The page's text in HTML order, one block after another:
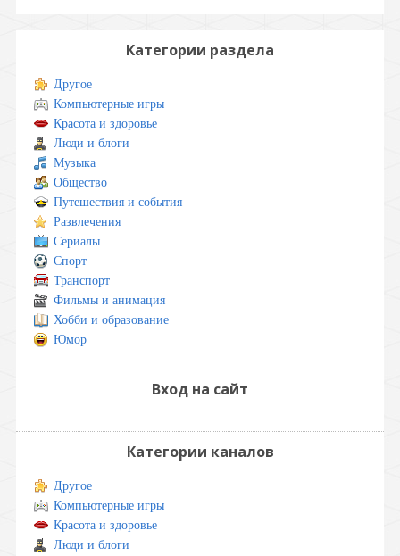
Категории раздела
Другое
Компьютерные игры
Красота и здоровье
Люди и блоги
Музыка
Общество
Путешествия и события
Развлечения
Сериалы
Спорт
Транспорт
Фильмы и анимация
Хобби и образование
Юмор
Вход на сайт
Категории каналов
Другое
Компьютерные игры
Красота и здоровье
Люди и блоги